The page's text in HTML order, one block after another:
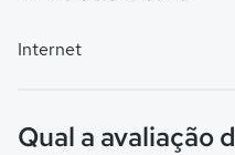
Internet
Qual a avaliação